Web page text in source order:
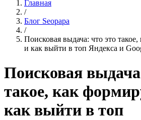
Главная
/
Блог Seopapa
/
Поисковая выдача: что это
и как выйти в топ Яндекса и
Поисковая
такое, как
как выйти в топ